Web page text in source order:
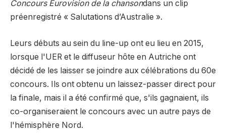
Concours Eurovision de la chansondans un clip
préenregistré « Salutations d’Australie ».
Leurs débuts au sein du line-up ont eu lieu en 2015,
lorsque l'UER et le diffuseur hôte en Autriche ont
décidé de les laisser se joindre aux célébrations du 60e
concours. Ils ont obtenu un laissez-passer direct pour
la finale, mais il a été confirmé que, s'ils gagnaient, ils
co-organiseraient le concours avec un autre pays de
l'hémisphère Nord.